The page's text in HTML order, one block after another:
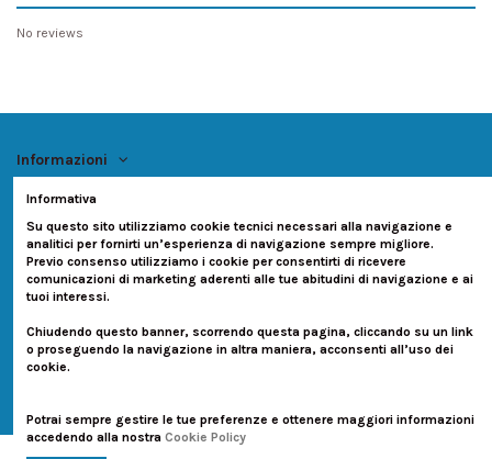
No reviews
Informazioni
Contatti
Newsletter
Informativa
Su questo sito utilizziamo cookie tecnici necessari alla navigazione e
analitici per fornirti un’esperienza di navigazione sempre migliore.
Previo consenso utilizziamo i cookie per consentirti di ricevere
comunicazioni di marketing aderenti alle tue abitudini di navigazione e ai
tuoi interessi.
Chiudendo questo banner, scorrendo questa pagina, cliccando su un link
o proseguendo la navigazione in altra maniera, acconsenti all’uso dei
cookie.
Potrai sempre gestire le tue preferenze e ottenere maggiori informazioni
accedendo alla nostra Cookie Policy